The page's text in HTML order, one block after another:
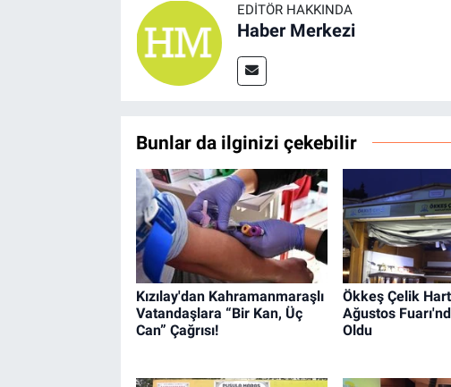
EDITÖR HAKKINDA
Haber Merkezi
Bunlar da ilginizi çekebilir
Kızılay'dan Kahramanmaraşlı
Vatandaşlara “Bir Kan, Üç
Can” Çağrısı!
Ökkeş Çelik
Ağustos
Oldu